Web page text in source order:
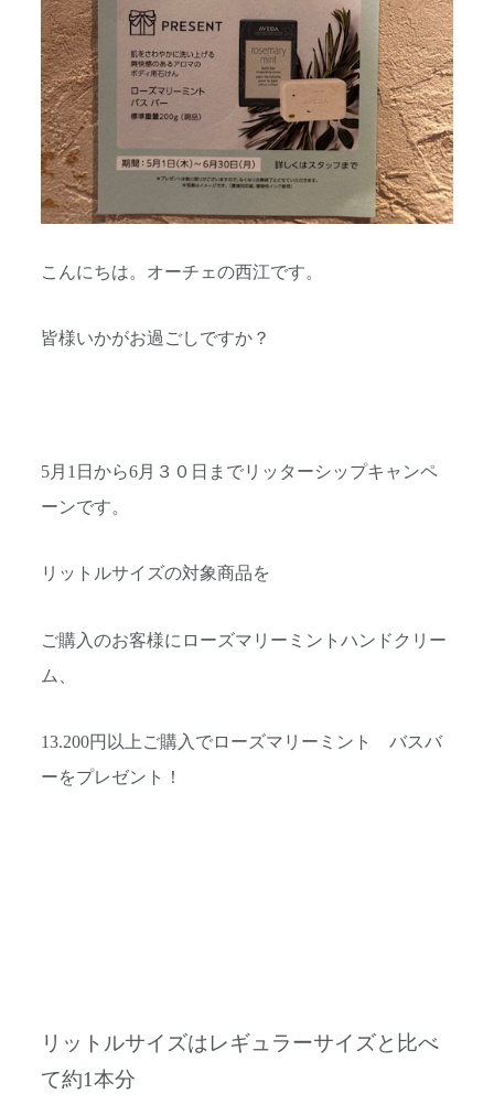
こんにちは。オーチェの西江です。
皆様いかがお過ごしですか？
5月1日から6月３０日までリッターシップキャンペ
ーンです。
リットルサイズの対象商品を
ご購入のお客様にローズマリーミントハンドクリー
ム、
13.200円以上ご購入でローズマリーミント バスバ
ーをプレゼント！
リットルサイズはレギュラーサイズと比べ
て約1本分